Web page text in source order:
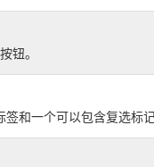
钮。
和一个可以包含复选标记